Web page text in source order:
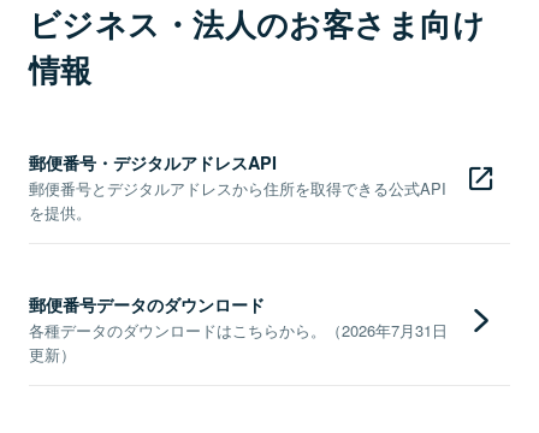
ビジネス・法人のお客さま向け
情報
郵便番号・デジタルアドレスAPI
郵便番号とデジタルアドレスから住所を取得できる公式API
を提供。
郵便番号データのダウンロード
各種データのダウンロードはこちらから。（2026年7月31日
更新）